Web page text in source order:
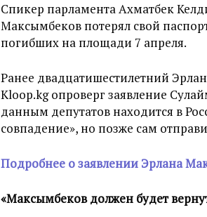
Спикер парламента Ахматбек
Максымбеков потерял свой
погибших на площади 7 апреля.
Ранее двадцатишестилетний
Kloop.kg опроверг заявление
данным депутатов находится в
совпадение», но позже сам
Подробнее о заявлении Эрлана
«Максымбеков должен будет